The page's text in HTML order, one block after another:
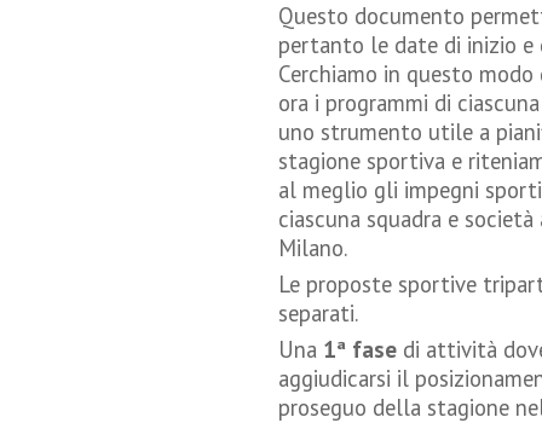
Questo documento
pertanto le date di inizio e
Cerchiamo in questo
ora i programmi di
uno strumento utile a
stagione sportiva e
al meglio gli impegni
ciascuna squadra e
Milano.
Le proposte sportive
separati.
Una 1ª fase di attività
aggiudicarsi il
proseguo della stagione